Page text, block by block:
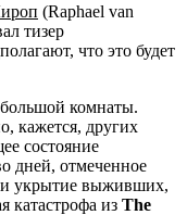
(Raphael van
тизер
что это будет
комнаты.
кажется, других
состояние
дней, отмеченное
укрытие выживших,
катастрофа из The